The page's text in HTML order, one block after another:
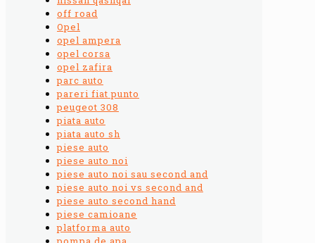
off road
Opel
opel ampera
opel corsa
opel zafira
parc auto
pareri fiat punto
peugeot 308
piata auto
piata auto sh
piese auto
piese auto noi
piese auto noi sau second and
piese auto noi vs second and
piese auto second hand
piese camioane
platforma auto